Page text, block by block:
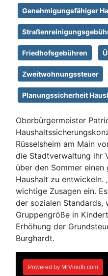
Genehmigungsfähiger
Friedhofsgebühren
Zweitwohnungssteuer
Planungssicherheit
Oberbürgermeister
Rüsselsheim am Main
die Stadtverwaltung ihr
über den Sommer
Haushalt zu entwickeln.
wichtige Zusagen ein.
der sozialen Standards,
Gruppengröße in
Erhöhung der
Burghardt.